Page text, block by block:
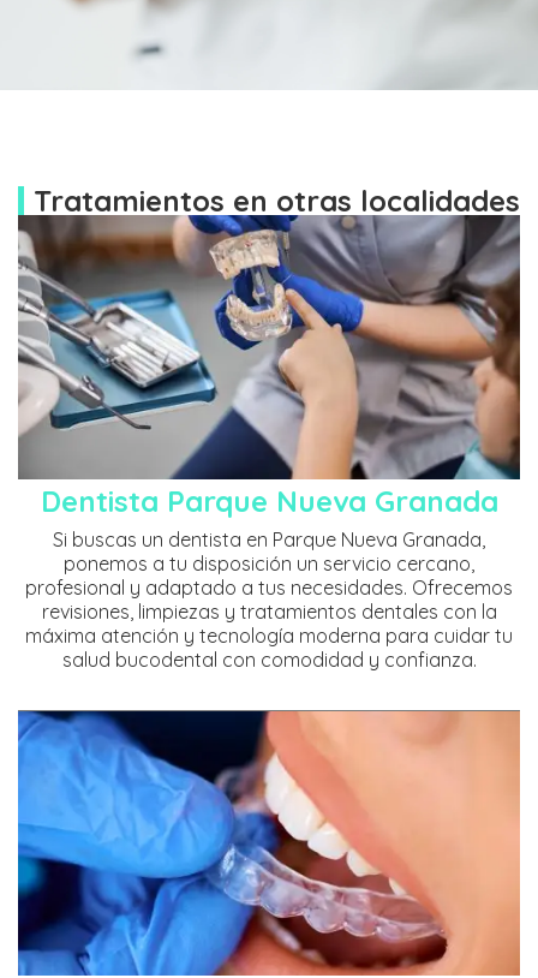
Tratamientos en otras localidades
Dentista Parque Nueva Granada
Si buscas un dentista en Parque Nueva Granada,
ponemos a tu disposición un servicio cercano,
profesional y adaptado a tus necesidades. Ofrecemos
revisiones, limpiezas y tratamientos dentales con la
máxima atención y tecnología moderna para cuidar tu
salud bucodental con comodidad y confianza.